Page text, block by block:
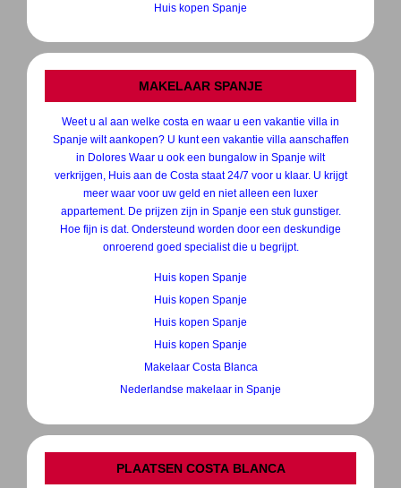
Huis kopen Spanje
MAKELAAR SPANJE
Weet u al aan welke costa en waar u een vakantie villa in
Spanje wilt aankopen? U kunt een vakantie villa aanschaffen
in Dolores Waar u ook een bungalow in Spanje wilt
verkrijgen, Huis aan de Costa staat 24/7 voor u klaar. U krijgt
meer waar voor uw geld en niet alleen een luxer
appartement. De prijzen zijn in Spanje een stuk gunstiger.
Hoe fijn is dat. Ondersteund worden door een deskundige
onroerend goed specialist die u begrijpt.
Huis kopen Spanje
Huis kopen Spanje
Huis kopen Spanje
Huis kopen Spanje
Makelaar Costa Blanca
Nederlandse makelaar in Spanje
PLAATSEN COSTA BLANCA